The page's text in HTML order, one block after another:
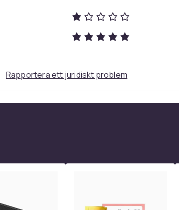
Rapportera ett juridiskt problem